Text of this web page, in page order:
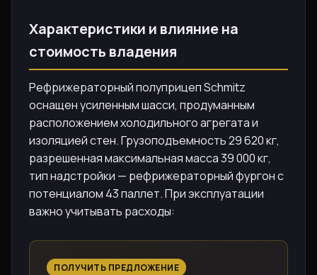
Характеристики и влияние на
стоимость владения
Рефрижераторный полуприцеп Schmitz
оснащен усиленным шасси, продуманным
расположением холодильного агрегата и
изоляцией стен. Грузоподъемность 29 620 кг,
разрешенная максимальная масса 39 000 кг,
тип надстройки — рефрижераторный фургон с
потенциалом 43 паллет. При эксплуатации
важно учитывать расходы:
ПОЛУЧИТЬ ПРЕДЛОЖЕНИЕ